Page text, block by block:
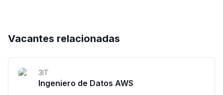
Vacantes relacionadas
3IT
Ingeniero de Datos AWS